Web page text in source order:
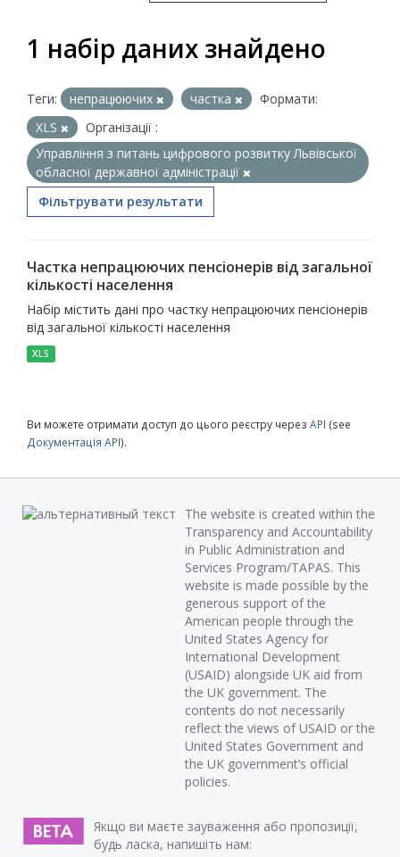
1 набір даних знайдено
Теги: непрацюючих частка
Формати:
XLS
Організації :
Управління з питань цифрового розвитку Львівської
обласної державної адміністрації
Фільтрувати результати
Частка непрацюючих пенсіонерів від загальної
кількості населення
Набір містить дані про частку непрацюючих пенсіонерів
від загальної кількості населення
XLS
Ви можете отримати доступ до цього реєстру через API (see
Документація API).
The website is created within the
Transparency and Accountability
in Public Administration and
Services Program/TAPAS. This
website is made possible by the
generous support of the
American people through the
United States Agency for
International Development
(USAID) alongside UK aid from
the UK government. The
contents do not necessarily
reflect the views of USAID or the
United States Government and
the UK government’s official
policies.
Якщо ви маєте зауваження або пропозиції,
будь ласка, напишіть нам: